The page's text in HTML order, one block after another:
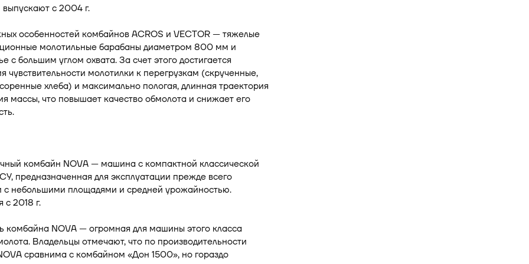
с 2004 г.
особенностей комбайнов ACROS и VECTOR — тяжелые
молотильные барабаны диаметром 800 мм и
с большим углом охвата. За счет этого достигается
чувствительности молотилки к перегрузкам (скрученные,
хлеба) и максимально пологая, длинная траектория
массы, что повышает качество обмолота и снижает его
комбайн NOVA — машина с компактной классической
предназначенная для эксплуатации прежде всего
с небольшими площадями и средней урожайностью.
с 2018 г.
комбайна NOVA — огромная для машины этого класса
Владельцы отмечают, что по производительности
сравнима с комбайном «Дон 1500», но гораздо